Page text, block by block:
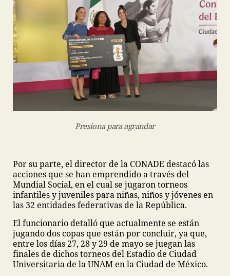
Presiona para agrandar
Por su parte, el director de la CONADE destacó las
acciones que se han emprendido a través del
Mundial Social, en el cual se jugaron torneos
infantiles y juveniles para niñas, niños y jóvenes en
las 32 entidades federativas de la República.
El funcionario detalló que actualmente se están
jugando dos copas que están por concluir, ya que,
entre los días 27, 28 y 29 de mayo se juegan las
finales de dichos torneos del Estadio de Ciudad
Universitaria de la UNAM en la Ciudad de México.